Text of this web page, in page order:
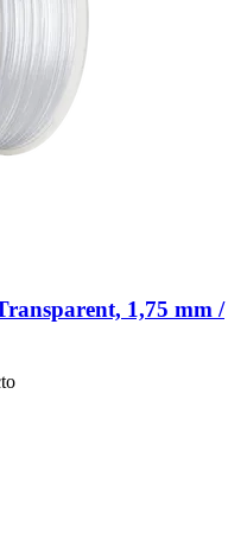
1,75 mm /